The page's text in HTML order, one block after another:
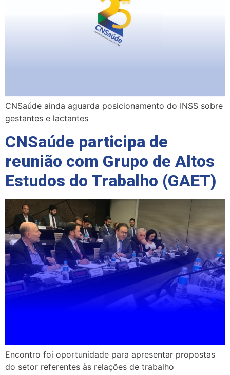
CNSaúde ainda aguarda posicionamento do INSS sobre
gestantes e lactantes
CNSaúde participa de
reunião com Grupo de Altos
Estudos do Trabalho (GAET)
Encontro foi oportunidade para apresentar propostas
do setor referentes às relações de trabalho